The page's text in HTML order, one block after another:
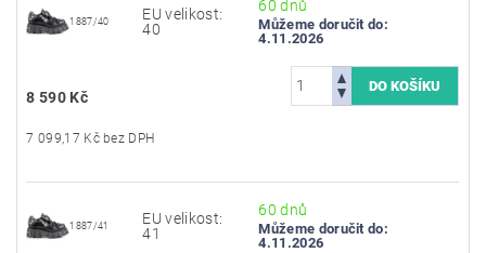
1887/40
EU velikost:
40
60 dnů
Můžeme doručit do:
4.11.2026
8 590 Kč
7 099,17 Kč bez DPH
1887/41
EU velikost:
41
60 dnů
Můžeme doručit do:
4.11.2026